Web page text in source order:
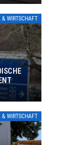
& WIRTSCHAFT
& WIRTSCHAFT